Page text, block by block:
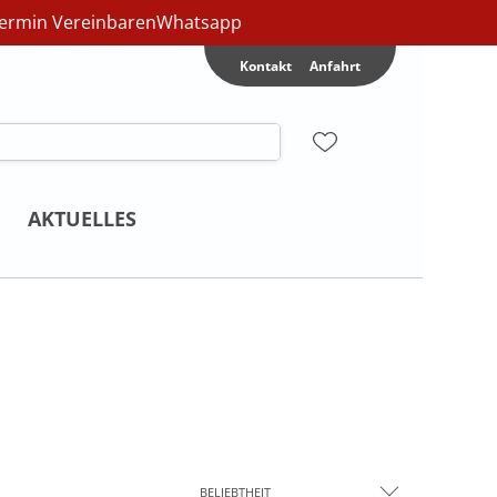
VereinbarenWhatsapp
Kontakt Anfahrt
AKTUELLES
BELIEBTHEIT